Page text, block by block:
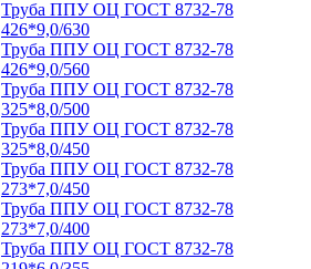
Труба ППУ ОЦ ГОСТ 8732-78
426*9,0/630
Труба ППУ ОЦ ГОСТ 8732-78
426*9,0/560
Труба ППУ ОЦ ГОСТ 8732-78
325*8,0/500
Труба ППУ ОЦ ГОСТ 8732-78
325*8,0/450
Труба ППУ ОЦ ГОСТ 8732-78
273*7,0/450
Труба ППУ ОЦ ГОСТ 8732-78
273*7,0/400
Труба ППУ ОЦ ГОСТ 8732-78